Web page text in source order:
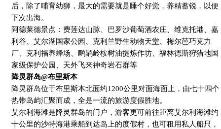
后，除了哺育幼狮，最大的需要就是睡个好觉，养精蓄锐，以便
下次出海。
阿德莱德景点：费莲达山脉、巴罗沙葡萄酒农庄、维克托港、嘉
利谷、艾尔湖国家公园、克利兰野生动物天堂、梅尔芭巧克力
厂、克利福养蜂场、鸸鹋岭桉树油提炼作坊、福林德斯狩猎地国
家级保护公园、天外飞来神奇岩石群等
降灵群岛@布里斯本
降灵群岛位于布里斯本北面约1200公里对面海面上，由七十四个
热带岛屿汇聚而成，全是一流的旅游度假胜地。
艾尔利海滩是降灵群岛的门户，游客更可前往距离艾尔利海滩约
十公里的沙特海港乘船到达岛上的度假村，也可租用私人船只，